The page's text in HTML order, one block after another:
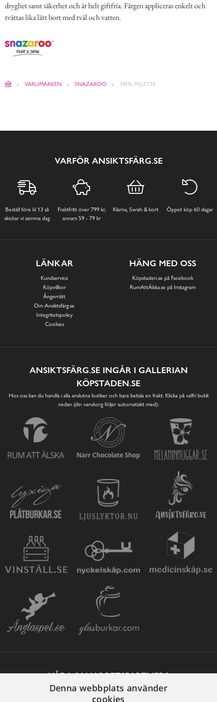
dryghet samt säkerhet och är helt giftfria. Färgen appliceras enkelt och
tvättas lika lätt bort med tvål och vatten.
VARUMÄRKEN SNAZAROO 18ML PALETTE
VARFÖR ANSIKTSFÄRG.SE
Beställ före kl 13 så
skickar vi samma dag
Fraktfritt över 799 kr,
annars 59 - 79 kr
Klarna, Swish & kort Öppet köp 60 dagar
LÄNKAR
Kundservice
Köpvillkor
Ångerrätt
Om Ansiktsfärg.se
Integritetspolicy
Cookies
HÄNG MED OSS
Köpstaden.se på Facebook
RumAttÄlska.se på Instagram
ANSIKTSFÄRG.SE INGÅR I GALLERIAN
KÖPSTADEN.SE
Hos oss kan du handla i alla anslutna butiker och bara betala en frakt. Klicka på valfri butik
nedan (din varukorg följer automatiskt med):
VÅRA SAMARBETSPARTNERS
Denna webbplats använder
cookies